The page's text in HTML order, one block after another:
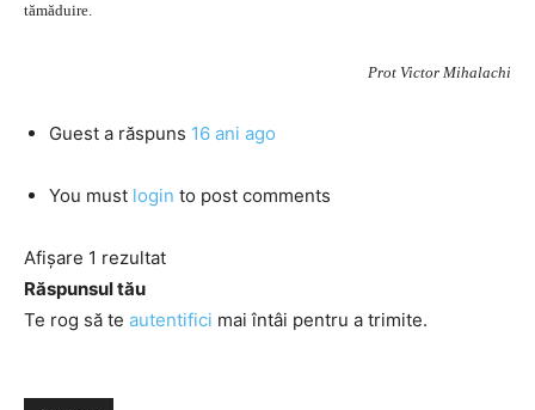
tămăduire.
Prot Victor Mihalachi
Guest a răspuns 16 ani ago
You must login to post comments
Afișare 1 rezultat
Răspunsul tău
Te rog să te autentifici mai întâi pentru a trimite.